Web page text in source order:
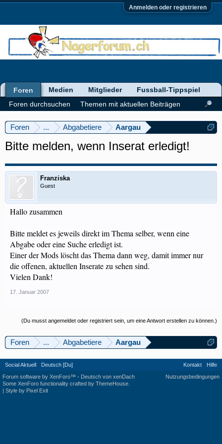
Anmelden oder registrieren
Foren ... Abgabetiere Aargau
Bitte melden, wenn Inserat erledigt!
Franziska
Guest
Hallo zusammen
Bitte meldet es jeweils direkt im Thema selber, wenn eine
Abgabe oder eine Suche erledigt ist.
Einer der Mods löscht das Thema dann weg, damit immer nur
die offenen, aktuellen Inserate zu sehen sind.
Vielen Dank!
17. Januar 2007
(Du musst angemeldet oder registriert sein, um eine Antwort erstellen zu können.)
Foren ... Abgabetiere Aargau
Foren
Foren durchsuchen
Themen mit aktuellen Beiträgen
Medien Mitglieder Fussball-Tippspiel
Social Aktuell Deutsch [Du] Kontakt
Hilfe
Nutzungsbedingungen
Forum software by XenForo™ - Deutsch von xenDach
Some XenForo functionality crafted by ThemeHouse
| Style by Pixel Exit